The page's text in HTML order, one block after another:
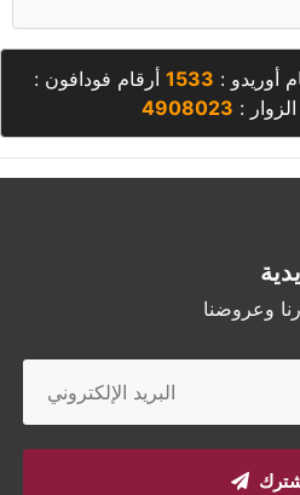
أوريدو : 1533 أرقام فودافون :
:
4908023
وعروضنا